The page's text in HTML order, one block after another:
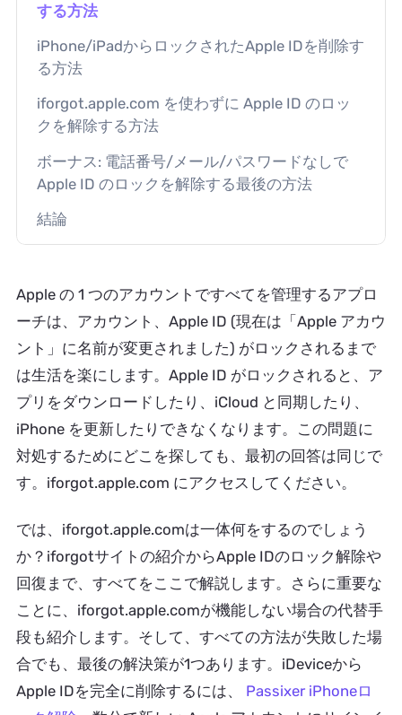
する方法
iPhone/iPadからロックされたApple IDを削除す
る方法
iforgot.apple.com を使わずに Apple ID のロッ
クを解除する方法
ボーナス: 電話番号/メール/パスワードなしで
Apple ID のロックを解除する最後の方法
結論
Apple の 1 つのアカウントですべてを管理するアプロ
ーチは、アカウント、Apple ID (現在は「Apple アカウ
ント」に名前が変更されました) がロックされるまで
は生活を楽にします。Apple ID がロックされると、ア
プリをダウンロードしたり、iCloud と同期したり、
iPhone を更新したりできなくなります。この問題に
対処するためにどこを探しても、最初の回答は同じで
す。iforgot.apple.com にアクセスしてください。
では、iforgot.apple.comは一体何をするのでしょう
か？iforgotサイトの紹介からApple IDのロック解除や
回復まで、すべてをここで解説します。さらに重要な
ことに、iforgot.apple.comが機能しない場合の代替手
段も紹介します。そして、すべての方法が失敗した場
合でも、最後の解決策が1つあります。iDeviceから
Apple IDを完全に削除するには、 Passixer iPhoneロ